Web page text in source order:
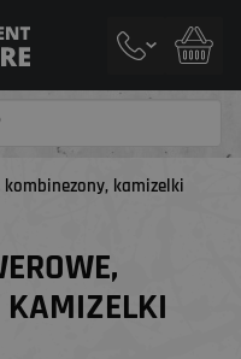
kamizelki